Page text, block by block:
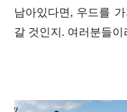
남아있다면, 우드를
갈 것인지. 여러분들